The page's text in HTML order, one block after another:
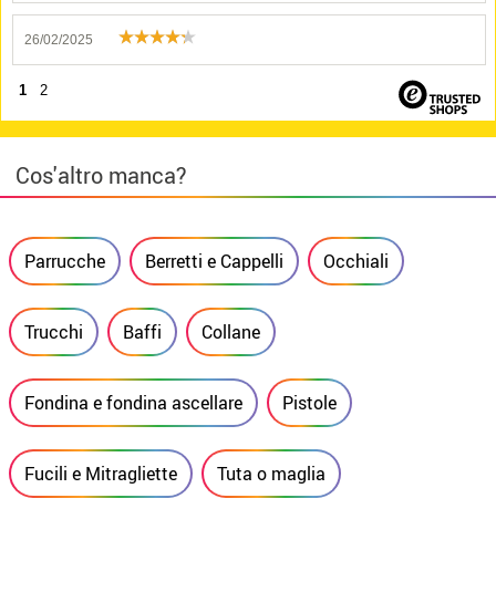
26/02/2025
1 2
Cos'altro manca?
Parrucche Berretti e Cappelli Occhiali
Trucchi Baffi Collane
Fondina e fondina ascellare Pistole
Fucili e Mitragliette Tuta o maglia